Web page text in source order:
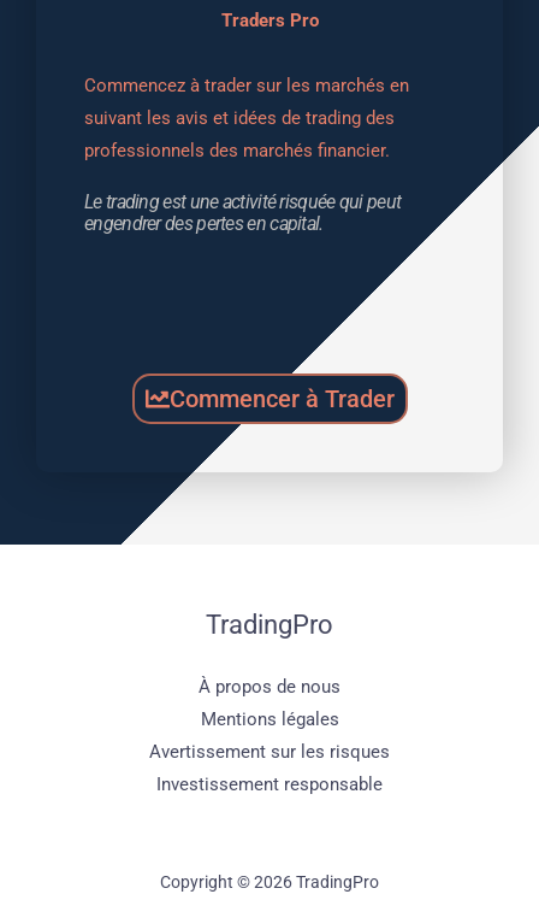
Traders Pro
Commencez à trader sur les marchés en
suivant les avis et idées de trading des
professionnels des marchés financier.
Le trading est une activité risquée qui peut
engendrer des pertes en capital.
Commencer à Trader
TradingPro
À propos de nous
Mentions légales
Avertissement sur les risques
Investissement responsable
Copyright © 2026 TradingPro